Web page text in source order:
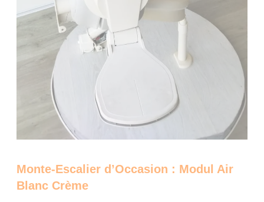
Monte-Escalier d’Occasion : Modul Air
Blanc Crème